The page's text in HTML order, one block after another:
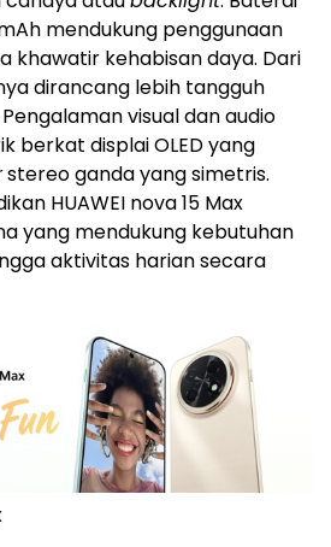
mendukung penggunaan
khawatir kehabisan daya. Dari
dirancang lebih tangguh
visual dan audio
berkat displai OLED yang
stereo ganda yang simetris.
HUAWEI nova 15 Max
yang mendukung kebutuhan
aktivitas harian secara